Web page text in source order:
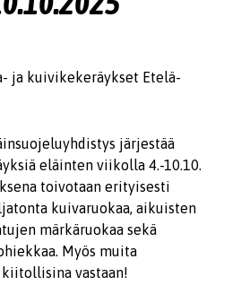
ja kuivikekeräykset Etelä-
järjestää
eläinten viikolla 4.-10.10.
toivotaan erityisesti
kuivaruokaa, aikuisten
märkäruokaa sekä
Myös muita
vastaan!